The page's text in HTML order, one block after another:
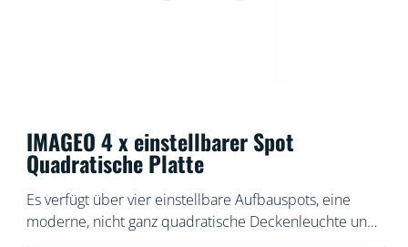
IMAGEO 4 x einstellbarer Spot
Quadratische Platte
Es verfügt über vier einstellbare Aufbauspots, eine
moderne, nicht ganz quadratische Deckenleuchte und